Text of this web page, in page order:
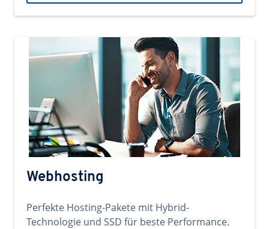
Webhosting
Perfekte Hosting-Pakete mit Hybrid-
Technologie und SSD für beste Performance.